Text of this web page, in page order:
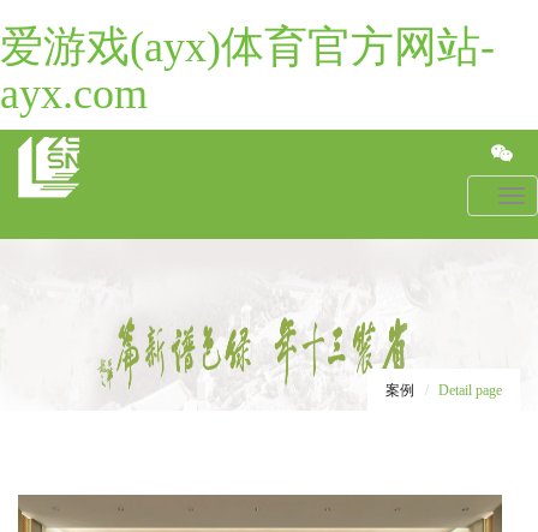
爱游戏(ayx)体育官方网站-
ayx.com
案例 Detail page